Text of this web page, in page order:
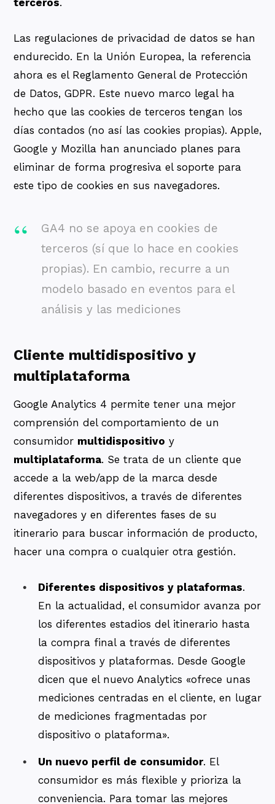
Las regulaciones de privacidad de datos se han
endurecido. En la Unión Europea, la referencia
ahora es el Reglamento General de Protección
de Datos, GDPR. Este nuevo marco legal ha
hecho que las cookies de terceros tengan los
días contados (no así las cookies propias). Apple,
Google y Mozilla han anunciado planes para
eliminar de forma progresiva el soporte para
este tipo de cookies en sus navegadores.
GA4 no se apoya en cookies de
terceros (sí que lo hace en cookies
propias). En cambio, recurre a un
modelo basado en eventos para el
análisis y las mediciones
Cliente multidispositivo y
multiplataforma
Google Analytics 4 permite tener una mejor
comprensión del comportamiento de un
consumidor multidispositivo y
multiplataforma. Se trata de un cliente que
accede a la web/app de la marca desde
diferentes dispositivos, a través de diferentes
navegadores y en diferentes fases de su
itinerario para buscar información de producto,
hacer una compra o cualquier otra gestión.
Diferentes dispositivos y plataformas.
En la actualidad, el consumidor avanza por
los diferentes estadios del itinerario hasta
la compra final a través de diferentes
dispositivos y plataformas. Desde Google
dicen que el nuevo Analytics «ofrece unas
mediciones centradas en el cliente, en lugar
de mediciones fragmentadas por
dispositivo o plataforma».
Un nuevo perfil de consumidor. El
consumidor es más flexible y prioriza la
conveniencia. Para tomar las mejores